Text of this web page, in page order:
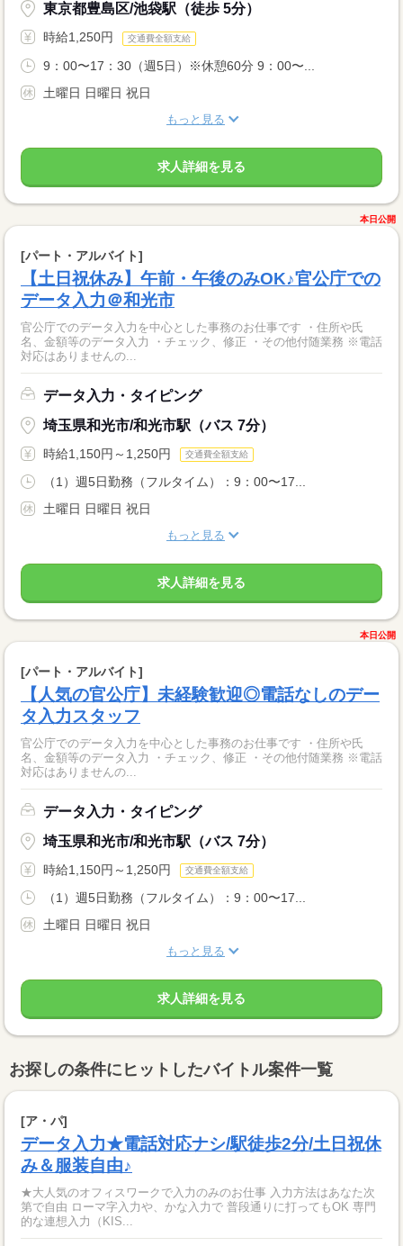
東京都豊島区/池袋駅（徒歩 5分）
時給1,250円 交通費全額支給
9：00〜17：30（週5日）※休憩60分 9：00〜...
土曜日 日曜日 祝日
もっと見る
求人詳細を見る
本日公開
[パート・アルバイト]
【土日祝休み】午前・午後のみOK♪官公庁での
データ入力＠和光市
官公庁でのデータ入力を中心とした事務のお仕事です ・住所や氏
名、金額等のデータ入力 ・チェック、修正 ・その他付随業務 ※電話
対応はありませんの...
データ入力・タイピング
埼玉県和光市/和光市駅（バス 7分）
時給1,150円～1,250円 交通費全額支給
（1）週5日勤務（フルタイム）：9：00〜17...
土曜日 日曜日 祝日
もっと見る
求人詳細を見る
本日公開
[パート・アルバイト]
【人気の官公庁】未経験歓迎◎電話なしのデー
タ入力スタッフ
官公庁でのデータ入力を中心とした事務のお仕事です ・住所や氏
名、金額等のデータ入力 ・チェック、修正 ・その他付随業務 ※電話
対応はありませんの...
データ入力・タイピング
埼玉県和光市/和光市駅（バス 7分）
時給1,150円～1,250円 交通費全額支給
（1）週5日勤務（フルタイム）：9：00〜17...
土曜日 日曜日 祝日
もっと見る
求人詳細を見る
お探しの条件にヒットしたバイトル案件一覧
[ア・パ]
データ入力★電話対応ナシ/駅徒歩2分/土日祝休
み＆服装自由♪
★大人気のオフィスワークで入力のみのお仕事 入力方法はあなた次
第で自由 ローマ字入力や、かな入力で 普段通りに打ってもOK 専門
的な連想入力（KIS...